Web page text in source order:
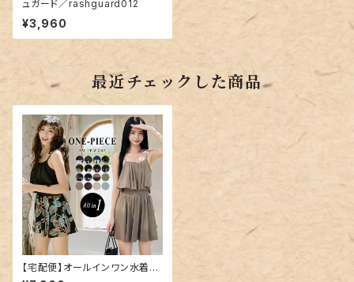
ュガード／rashguard012
¥3,960
最近チェックした商品
【宅配便】オールインワン水着／
hys1656